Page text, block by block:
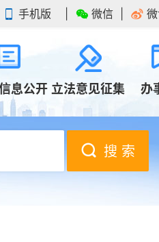
手机版 微信
息公开 立法意见征集 办
搜 索